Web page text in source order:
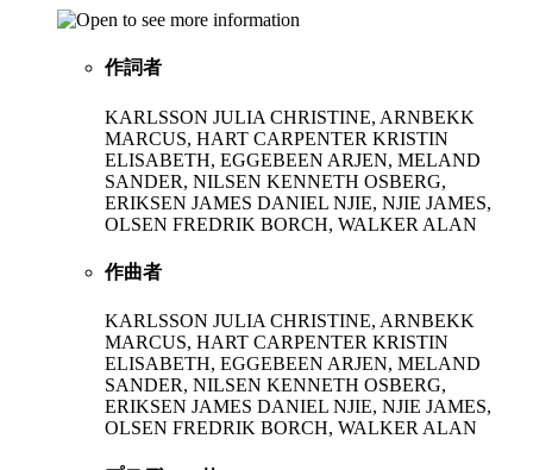
作詞者
KARLSSON JULIA CHRISTINE, ARNBEKK
MARCUS, HART CARPENTER KRISTIN
ELISABETH, EGGEBEEN ARJEN, MELAND
SANDER, NILSEN KENNETH OSBERG,
ERIKSEN JAMES DANIEL NJIE, NJIE JAMES,
OLSEN FREDRIK BORCH, WALKER ALAN
作曲者
KARLSSON JULIA CHRISTINE, ARNBEKK
MARCUS, HART CARPENTER KRISTIN
ELISABETH, EGGEBEEN ARJEN, MELAND
SANDER, NILSEN KENNETH OSBERG,
ERIKSEN JAMES DANIEL NJIE, NJIE JAMES,
OLSEN FREDRIK BORCH, WALKER ALAN